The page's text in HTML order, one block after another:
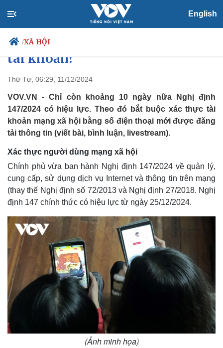
English
/XÃ HỘI
Chính trị
Đảng
Tổ chức nhân sự
Quốc hội
Nhận diện sự thật
Xã hội
Tin 24h
Dự báo thời tiết
Giáo dục
Dấu ấn VOV
Việc làm
Từ ngày 25/12, người dùng mạng
xã hội cần lưu ý gì về xác thực
tài khoản?
Thứ Tư, 06:29, 11/12/2024
VOV.VN - Chỉ còn khoảng 10 ngày nữa Nghị định
147/2024 có hiệu lực. Theo đó bắt buộc xác thực tài
khoản mạng xã hội bằng số điện thoại mới được đăng
tải thông tin (viết bài, bình luận, livestream).
Xác thực người dùng mạng xã hội
Chính phủ vừa ban hành Nghị định 147/2024 về quản lý,
cung cấp, sử dụng dịch vụ Internet và thông tin trên mạng
(thay thế Nghị định số 72/2013 và Nghị định 27/2018. Nghị
định 147 chính thức có hiệu lực từ ngày 25/12/2024.
(Ảnh minh họa)